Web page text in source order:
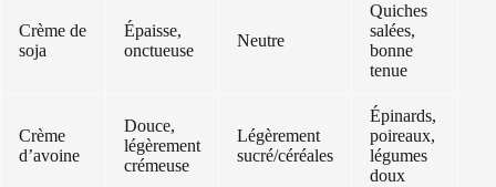
Crème de
soja
Épaisse,
onctueuse
Neutre
Quiches
salées,
bonne
tenue
Crème
d’avoine
Douce,
légèrement
crémeuse
Légèrement
sucré/céréales
Épinards,
poireaux,
légumes
doux